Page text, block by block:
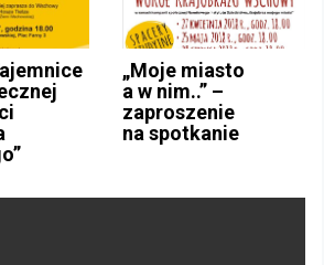
„Moje miasto
a w nim..” –
zaproszenie
na spotkanie